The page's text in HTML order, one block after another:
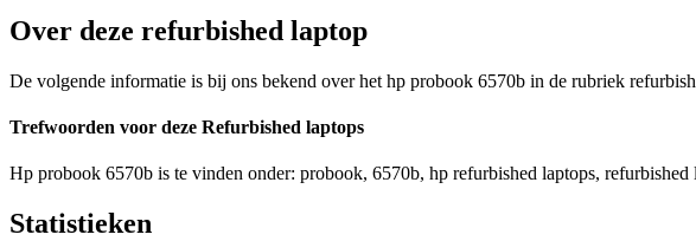
Over deze refurbished laptop
De volgende informatie is bij ons bekend over het hp probook 6570b in de rubriek
Trefwoorden voor deze Refurbished laptops
Hp probook 6570b is te vinden onder: probook, 6570b, hp refurbished laptops, refurbished
Statistieken